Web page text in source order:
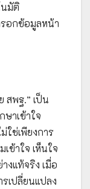
นมัติ
อกข้อมูลหน้า
สพฐ.” เป็น
าเข้าใจ
ใช่เพียงการ
ข้าใจ เห็นใจ
งแท้จริง เมื่อ
เปลี่ยนแปลง